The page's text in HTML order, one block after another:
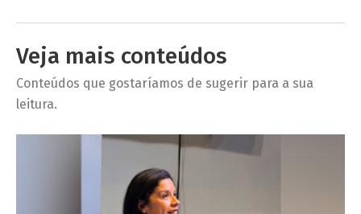
Veja mais conteúdos
Conteúdos que gostaríamos de sugerir para a sua
leitura.